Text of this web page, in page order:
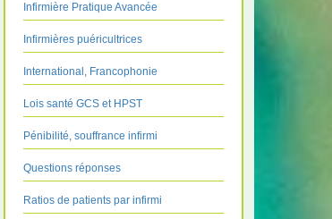
Infirmière Pratique Avancée
Infirmières puéricultrices
International, Francophonie
Lois santé GCS et HPST
Pénibilité, souffrance infirmi
Questions réponses
Ratios de patients par infirmi